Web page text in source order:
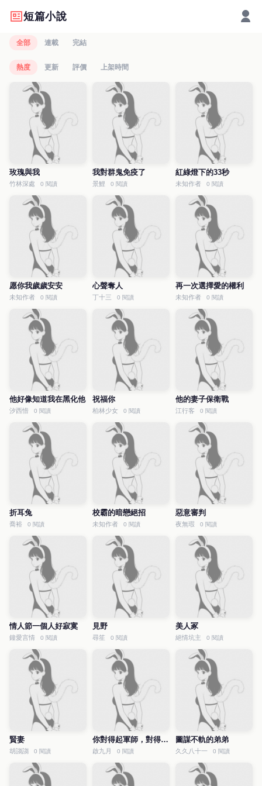
短篇小說
全部 連載 完結
熱度 更新 評價 上架時間
玫瑰與我
竹林深處 0 閱讀
我對群鬼免疫了
景鯉 0 閱讀
紅綠燈下的33秒
未知作者 0 閱讀
愿你我歲歲安安
未知作者 0 閱讀
心聲奪人
丁十三 0 閱讀
再一次選擇愛的權利
未知作者 0 閱讀
他好像知道我在黑化他
汐西惜 0 閱讀
祝福你
柏林少女 0 閱讀
他的妻子保衛戰
江行客 0 閱讀
折耳兔
喬裕 0 閱讀
校霸的暗戀絕招
未知作者 0 閱讀
惡意審判
夜無瑕 0 閱讀
情人節一個人好寂寞
鐘愛言情 0 閱讀
見野
尋笙 0 閱讀
美人冢
絕情坑主 0 閱讀
賢妻
胡謅謅 0 閱讀
你對得起軍師，對得起自己的心嗎？
啟九月 0 閱讀
圖謀不軌的弟弟
久久八十一 0 閱讀